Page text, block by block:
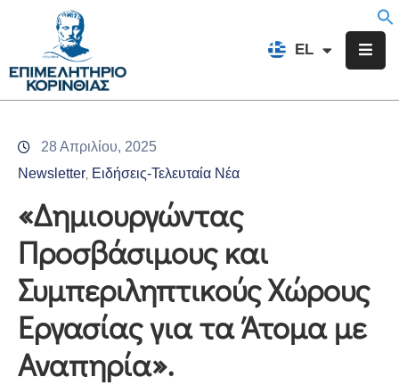
EL
FR
Επιμελητήριο
Υπηρεσίες
Προγράμματα
&
Δράσεις
Εκδηλώσεις
Επικοινωνία
28 Απριλίου, 2025
Newsletter Ειδήσεις-Τελευταία Νέα
«Δημιουργώντας
Προσβάσιμους και
Συμπεριληπτικούς Χώρους
Εργασίας για τα Άτομα με
Αναπηρία».